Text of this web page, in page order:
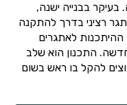
בעיקר בבנייה ישנה,
רציני בדרך להתקנה
לאתגרים
התכנון הוא שלב
להקל בו ראש בשום